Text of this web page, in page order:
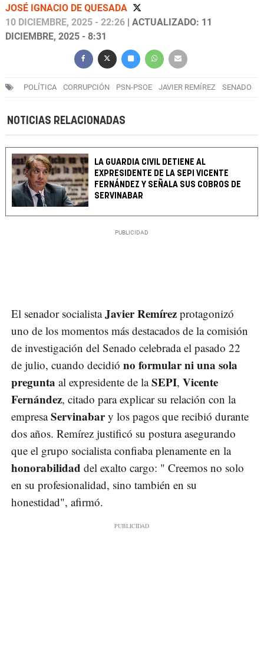
JOSÉ IGNACIO DE QUESADA
10 DICIEMBRE, 2025 - 22:26 | ACTUALIZADO: 11
DICIEMBRE, 2025 - 8:31
POLÍTICA CORRUPCIÓN PSN-PSOE JAVIER REMÍREZ SENADO
NOTICIAS RELACIONADAS
LA GUARDIA CIVIL DETIENE AL
EXPRESIDENTE DE LA SEPI VICENTE
FERNÁNDEZ Y SEÑALA SUS COBROS DE
SERVINABAR
El senador socialistaJavier Remírez protagonizó
uno de los momentos más destacados de la comisión
de investigación del Senado celebrada el pasado 22
de julio, cuando decidió no formular ni una sola
pregunta al expresidente de laSEPI, Vicente
Fernández, citado para explicar su relación con la
empresaServinabary los pagos que recibió durante
dos años. Remírez justificó su postura asegurando
que el grupo socialista confiaba plenamente en la
honorabilidad del exalto cargo: " Creemos no solo
en su profesionalidad, sino también en su
honestidad", afirmó.